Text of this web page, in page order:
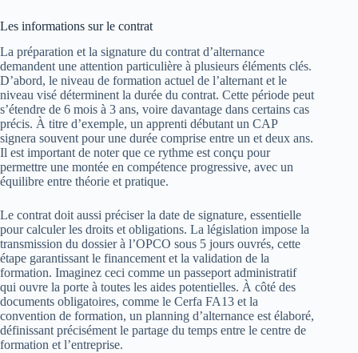
Les informations sur le contrat
La préparation et la signature du contrat d’alternance
demandent une attention particulière à plusieurs éléments clés.
D’abord, le niveau de formation actuel de l’alternant et le
niveau visé déterminent la durée du contrat. Cette période peut
s’étendre de 6 mois à 3 ans, voire davantage dans certains cas
précis. À titre d’exemple, un apprenti débutant un CAP
signera souvent pour une durée comprise entre un et deux ans.
Il est important de noter que ce rythme est conçu pour
permettre une montée en compétence progressive, avec un
équilibre entre théorie et pratique.
Le contrat doit aussi préciser la date de signature, essentielle
pour calculer les droits et obligations. La législation impose la
transmission du dossier à l’OPCO sous 5 jours ouvrés, cette
étape garantissant le financement et la validation de la
formation. Imaginez ceci comme un passeport administratif
qui ouvre la porte à toutes les aides potentielles. À côté des
documents obligatoires, comme le Cerfa FA13 et la
convention de formation, un planning d’alternance est élaboré,
définissant précisément le partage du temps entre le centre de
formation et l’entreprise.